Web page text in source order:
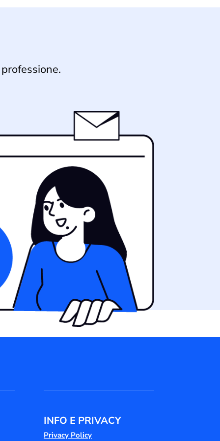
INFO E PRIVACY
Privacy Policy